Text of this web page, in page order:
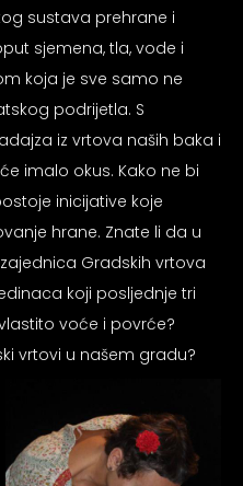
sustava prehrane i
sjemena, tla, vode i
koja je sve samo ne
podrijetla. S
iz vrtova naših baka i
imalo okus. Kako ne bi
inicijative koje
hrane. Znate li da u
Gradskih vrtova
koji posljednje tri
voće i povrće?
vrtovi u našem gradu?